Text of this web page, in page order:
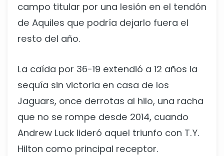
campo titular por una lesión en el tendón
de Aquiles que podría dejarlo fuera el
resto del año.
La caída por 36-19 extendió a 12 años la
sequía sin victoria en casa de los
Jaguars, once derrotas al hilo, una racha
que no se rompe desde 2014, cuando
Andrew Luck lideró aquel triunfo con T.Y.
Hilton como principal receptor.